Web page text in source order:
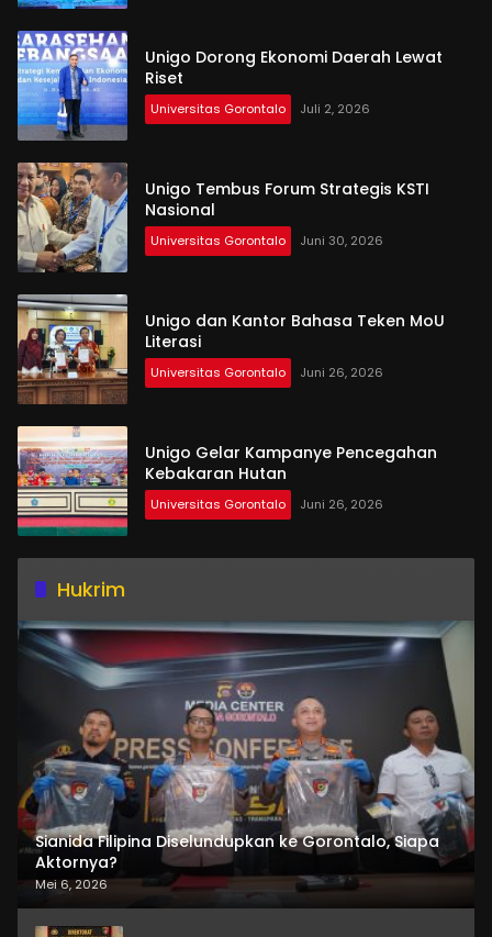
Unigo Dorong Ekonomi Daerah Lewat
Riset
Universitas Gorontalo Juli 2, 2026
Unigo Tembus Forum Strategis KSTI
Nasional
Universitas Gorontalo Juni 30, 2026
Unigo dan Kantor Bahasa Teken MoU
Literasi
Universitas Gorontalo Juni 26, 2026
Unigo Gelar Kampanye Pencegahan
Kebakaran Hutan
Universitas Gorontalo Juni 26, 2026
Hukrim
Sianida Filipina Diselundupkan ke Gorontalo, Siapa
Aktornya?
Mei 6, 2026